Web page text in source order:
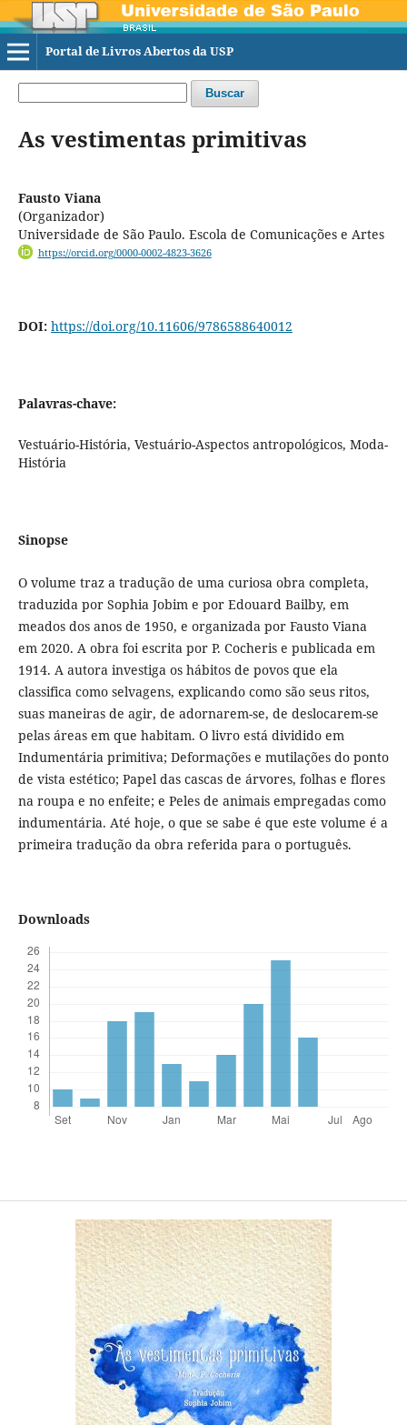
Portal de Livros Abertos da USP
Buscar
As vestimentas primitivas
Fausto Viana
(Organizador)
Universidade de São Paulo. Escola de Comunicações e Artes
https://orcid.org/0000-0002-4823-3626
DOI: https://doi.org/10.11606/9786588640012
Palavras-chave:
Vestuário-História, Vestuário-Aspectos antropológicos, Moda-
História
Sinopse
O volume traz a tradução de uma curiosa obra completa,
traduzida por Sophia Jobim e por Edouard Bailby, em
meados dos anos de 1950, e organizada por Fausto Viana
em 2020. A obra foi escrita por P. Cocheris e publicada em
1914. A autora investiga os hábitos de povos que ela
classifica como selvagens, explicando como são seus ritos,
suas maneiras de agir, de adornarem-se, de deslocarem-se
pelas áreas em que habitam. O livro está dividido em
Indumentária primitiva; Deformações e mutilações do ponto
de vista estético; Papel das cascas de árvores, folhas e flores
na roupa e no enfeite; e Peles de animais empregadas como
indumentária. Até hoje, o que se sabe é que este volume é a
primeira tradução da obra referida para o português.
Downloads